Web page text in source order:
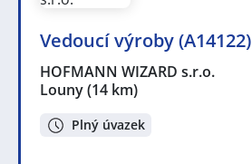
Vedoucí výroby (A14122)
HOFMANN WIZARD s.r.o.
Louny(14 km)
Plný úvazek